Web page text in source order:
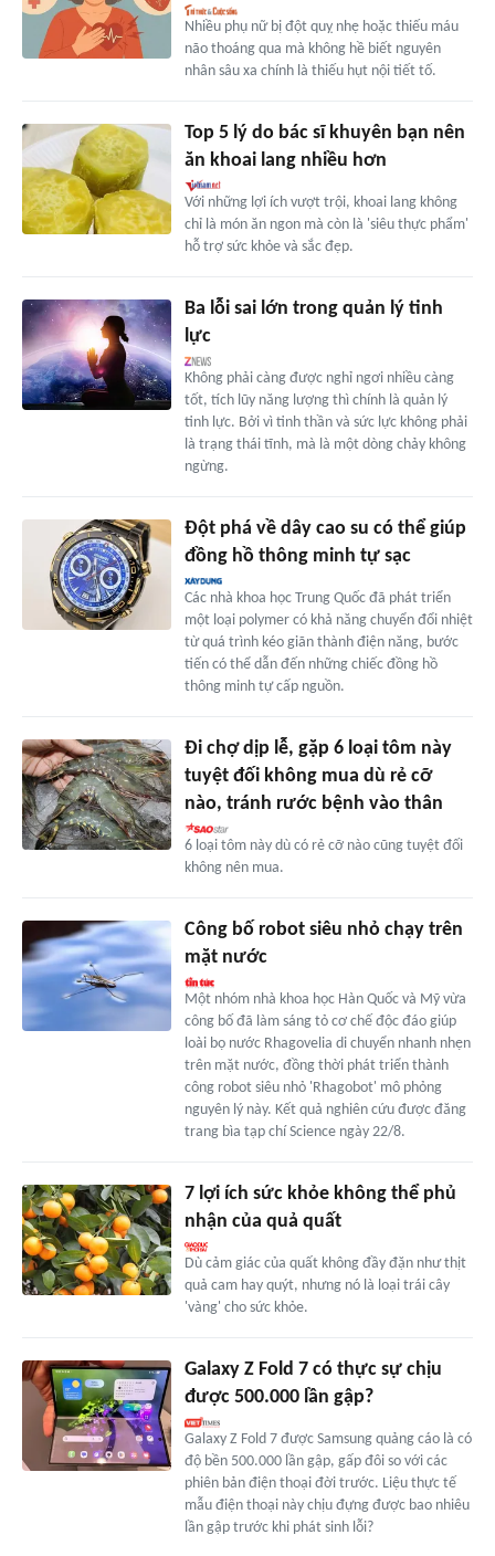
Nhiều phụ nữ bị đột quỵ nhẹ hoặc thiếu máu
não thoáng qua mà không hề biết nguyên
nhân sâu xa chính là thiếu hụt nội tiết tố.
Top 5 lý do bác sĩ khuyên bạn nên
ăn khoai lang nhiều hơn
Với những lợi ích vượt trội, khoai lang không
chỉ là món ăn ngon mà còn là 'siêu thực phẩm'
hỗ trợ sức khỏe và sắc đẹp.
Ba lỗi sai lớn trong quản lý tinh
lực
Không phải càng được nghỉ ngơi nhiều càng
tốt, tích lũy năng lượng thì chính là quản lý
tinh lực. Bởi vì tinh thần và sức lực không phải
là trạng thái tĩnh, mà là một dòng chảy không
ngừng.
Đột phá về dây cao su có thể giúp
đồng hồ thông minh tự sạc
Các nhà khoa học Trung Quốc đã phát triển
một loại polymer có khả năng chuyển đổi nhiệt
từ quá trình kéo giãn thành điện năng, bước
tiến có thể dẫn đến những chiếc đồng hồ
thông minh tự cấp nguồn.
Đi chợ dịp lễ, gặp 6 loại tôm này
tuyệt đối không mua dù rẻ cỡ
nào, tránh rước bệnh vào thân
6 loại tôm này dù có rẻ cỡ nào cũng tuyệt đối
không nên mua.
Công bố robot siêu nhỏ chạy trên
mặt nước
Một nhóm nhà khoa học Hàn Quốc và Mỹ vừa
công bố đã làm sáng tỏ cơ chế độc đáo giúp
loài bọ nước Rhagovelia di chuyển nhanh nhẹn
trên mặt nước, đồng thời phát triển thành
công robot siêu nhỏ 'Rhagobot' mô phỏng
nguyên lý này. Kết quả nghiên cứu được đăng
trang bìa tạp chí Science ngày 22/8.
7 lợi ích sức khỏe không thể phủ
nhận của quả quất
Dù cảm giác của quất không đầy đặn như thịt
quả cam hay quýt, nhưng nó là loại trái cây
'vàng' cho sức khỏe.
Galaxy Z Fold 7 có thực sự chịu
được 500.000 lần gập?
Galaxy Z Fold 7 được Samsung quảng cáo là có
độ bền 500.000 lần gập, gấp đôi so với các
phiên bản điện thoại đời trước. Liệu thực tế
mẫu điện thoại này chịu đựng được bao nhiêu
lần gập trước khi phát sinh lỗi?